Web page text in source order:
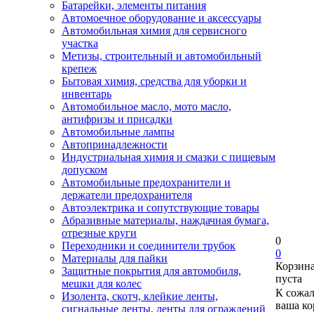
Батарейки, элементы питания
Автомоечное оборудование и аксессуары
Автомобильная химия для сервисного
участка
Метизы, строительный и автомобильный
крепеж
Бытовая химия, средства для уборки и
инвентарь
Автомобильное масло, мото масло,
антифризы и присадки
Автомобильные лампы
Автопринадлежности
Индустриальная химия и смазки с пищевым
допуском
Автомобильные предохранители и
держатели предохранителя
Автоэлектрика и сопутствующие товары
Абразивные материалы, наждачная бумага,
отрезные круги
Переходники и соединители трубок
Материалы для пайки
Защитные покрытия для автомобиля,
мешки для колес
Изолента, скотч, клейкие ленты,
сигнальные ленты, ленты для ограждений
0
0
пуста
К
ваша